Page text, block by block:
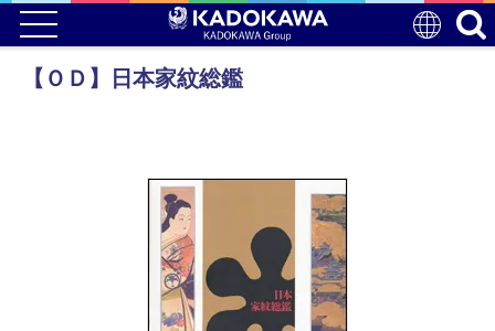
【ＯＤ】日本家紋総鑑